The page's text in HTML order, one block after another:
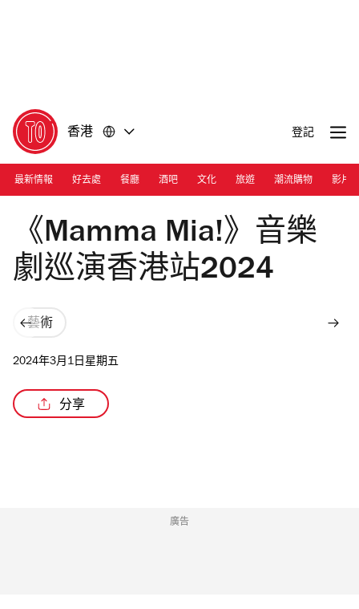
香港 登記
最新情報 好去處 餐廳 酒吧 文化 旅遊 潮流購物 影片
Photograph: Courtesy Mamma Mia!
《Mamma Mia!》音樂
劇巡演香港站2024
藝術
2024年3月1日星期五
分享
廣告